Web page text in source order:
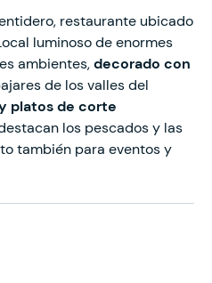
restaurante ubicado
luminoso de enormes
ambientes,decorado con
de los valles del
platos de corte
los pescados y las
también para eventos y